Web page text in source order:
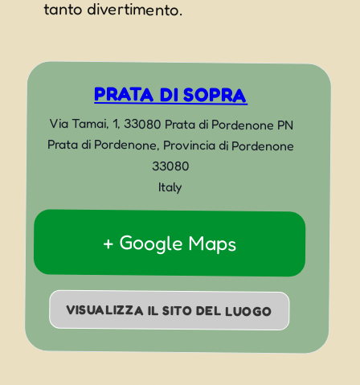
tanto divertimento.
PRATA DI SOPRA
Via Tamai, 1, 33080 Prata di Pordenone PN
Prata di Pordenone, Provincia di Pordenone
33080
Italy
+ Google Maps
VISUALIZZA IL SITO DEL LUOGO